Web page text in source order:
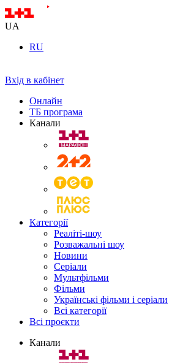
UA
RU
Вхід в кабінет
Онлайн
ТБ програма
Канали
Категорії
Реаліті-шоу
Розважальні шоу
Новини
Серіали
Мультфільми
Фільми
Українські фільми і серіали
Всі категорії
Всі проєкти
Канали